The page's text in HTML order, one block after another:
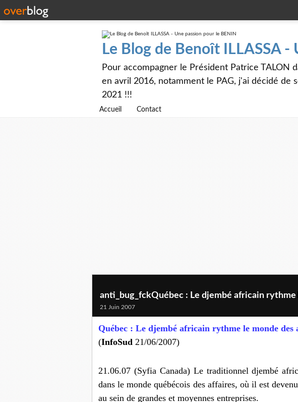
Le Blog de Benoît ILLASSA -
Pour accompagner le Président Patrice TALON
en avril 2016, notamment le PAG, j'ai décidé de
2021 !!!
Accueil Contact
anti_bug_fckQuébec : Le djembé africain rythme
21 Juin 2007
Québec : Le djembé africain rythme le monde des
(InfoSud 21/06/2007)
21.06.07 (Syfia Canada) Le traditionnel djembé
dans le monde québécois des affaires, où il est
au sein de grandes et moyennes entreprises.